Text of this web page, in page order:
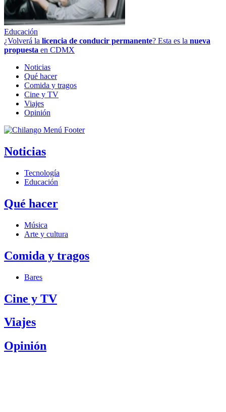
Educación
¿Volverá la licencia de conducir permanente? Esta es la nueva
propuesta en CDMX
Noticias
Qué hacer
Comida y tragos
Cine y TV
Viajes
Opinión
Noticias
Tecnología
Educación
Qué hacer
Música
Arte y cultura
Comida y tragos
Bares
Cine y TV
Viajes
Opinión